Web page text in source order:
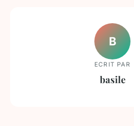
B
ECRIT PAR
basile